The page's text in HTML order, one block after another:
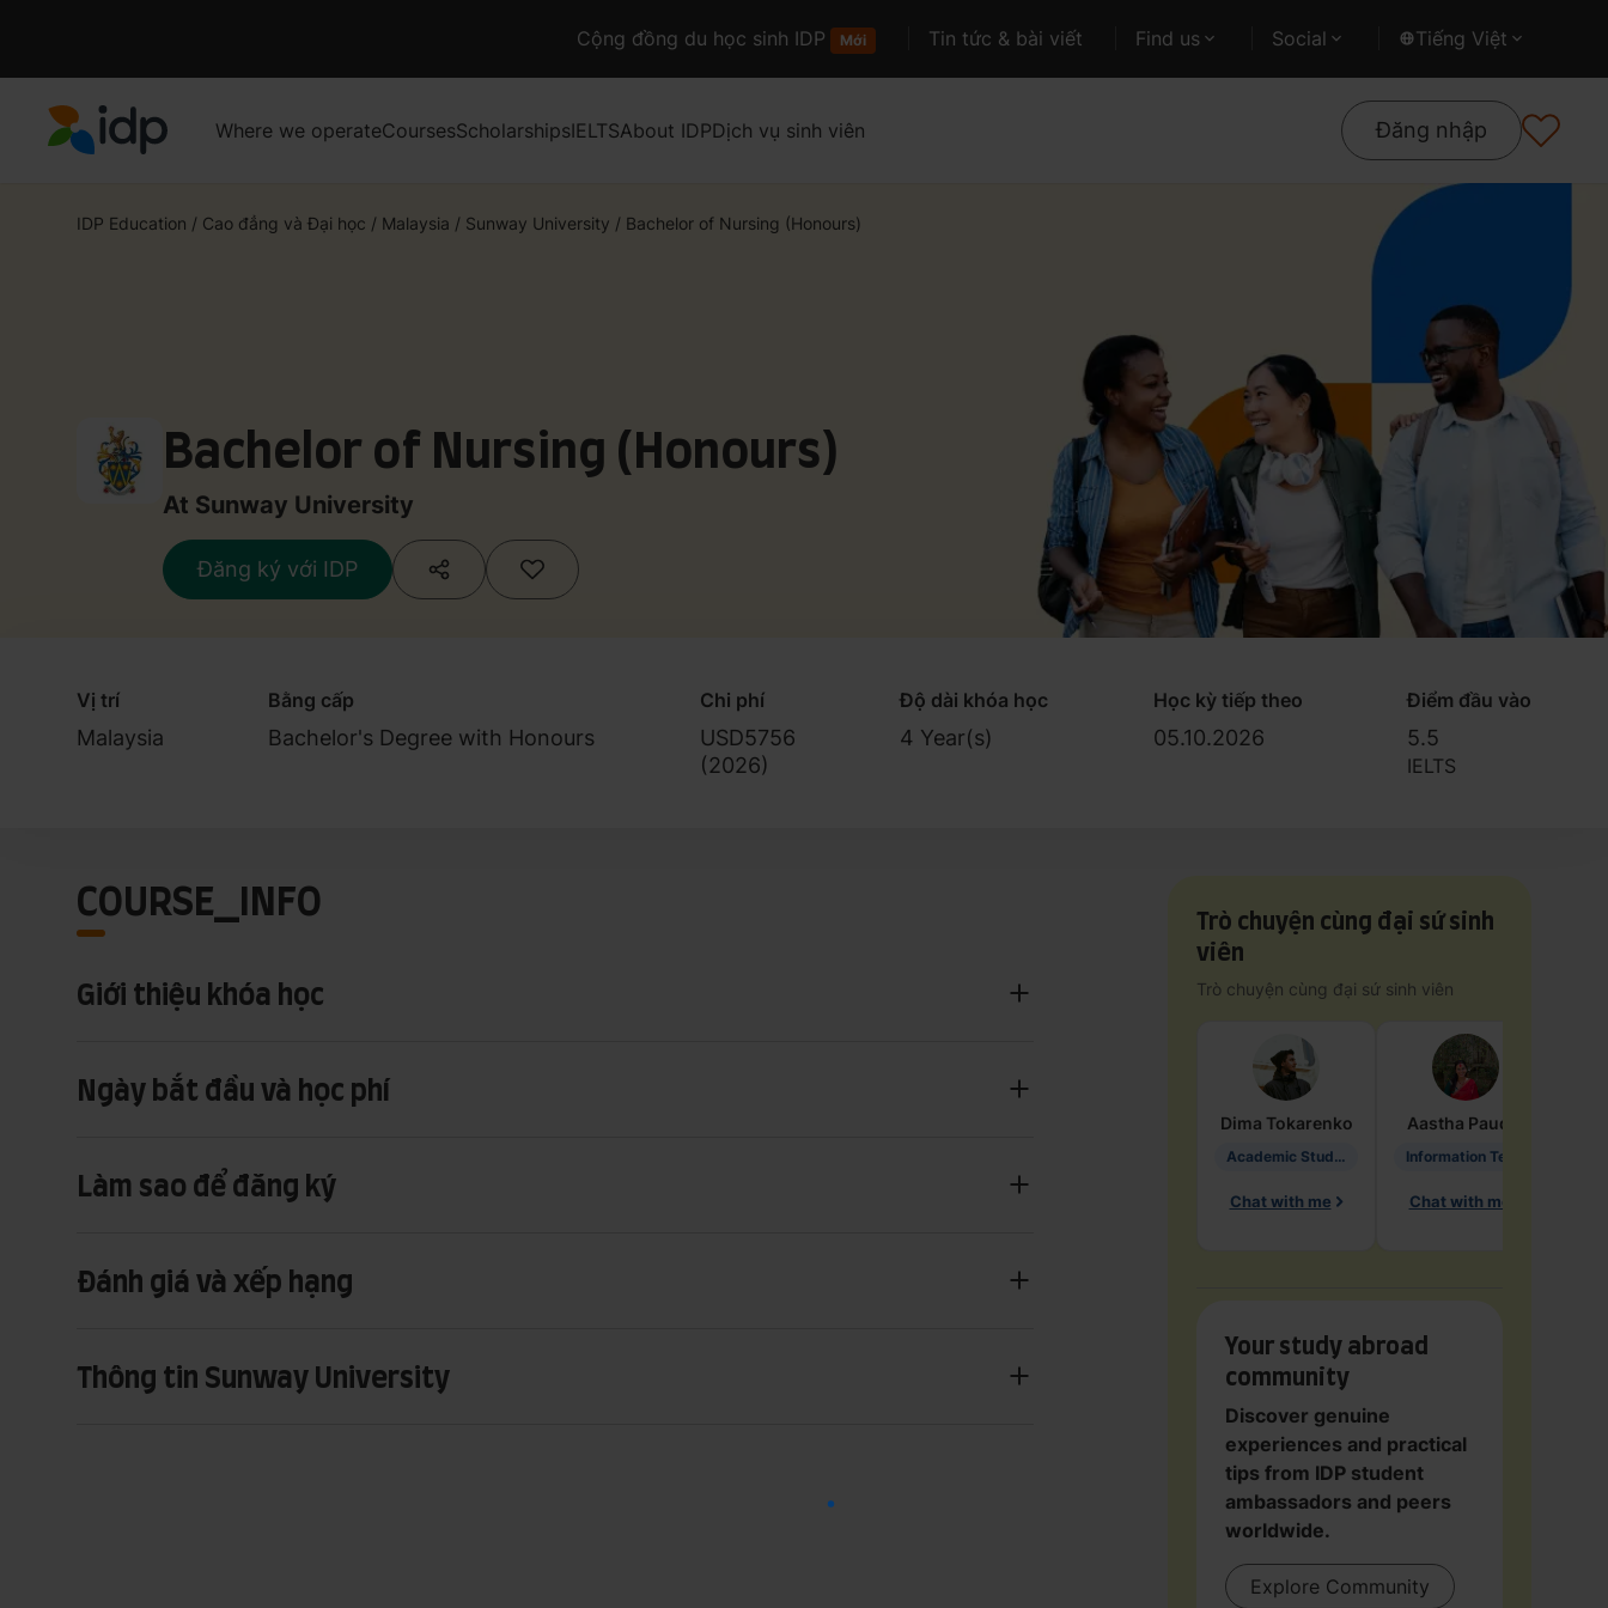
Cộng đồng du học sinh IDP Mới Tin tức & bài viết Find us Social Tiếng Việt
Where we operateCoursesScholarshipsIELTSAbout IDPDịch vụ sinh viên Đăng nhập
IDP Education / Cao đẳng và Đại học / Malaysia / Sunway University / Bachelor of Nursing (Honours)
Bachelor of Nursing (Honours)
At Sunway University
Đăng ký với IDP
Vị trí
Malaysia
Bằng cấp
Bachelor's Degree with Honours
Chi phí
USD5756
(2026)
Độ dài khóa học
4 Year(s)
Học kỳ tiếp theo
05.10.2026
Điểm đầu vào
5.5
IELTS
COURSE_INFO
Giới thiệu khóa học
Ngày bắt đầu và học phí
Làm sao để đăng ký
Đánh giá và xếp hạng
Thông tin Sunway University
Trò chuyện cùng đại sứ sinh
viên
Trò chuyện cùng đại sứ sinh viên
Dima Tokarenko
Academic Studies in Education
Chat with me
Aastha Paudel
Chat with me
Your study abroad
community
Discover genuine
experiences and practical
tips from IDP student
ambassadors and peers
worldwide.
Explore Community